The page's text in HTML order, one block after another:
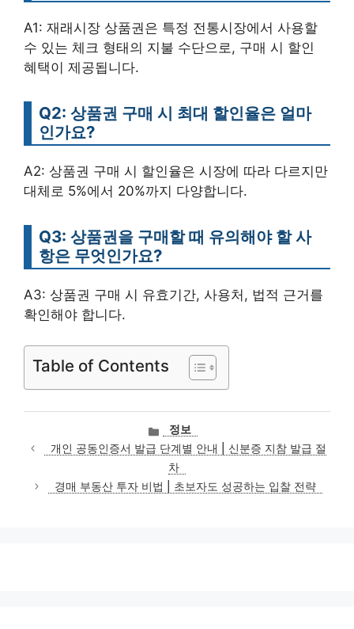
A1: 재래시장 상품권은 특정 전통시장에서 사용할
수 있는 체크 형태의 지불 수단으로, 구매 시 할인
혜택이 제공됩니다.
Q2: 상품권 구매 시 최대 할인율은 얼마
인가요?
A2: 상품권 구매 시 할인율은 시장에 따라 다르지만
대체로 5%에서 20%까지 다양합니다.
Q3: 상품권을 구매할 때 유의해야 할 사
항은 무엇인가요?
A3: 상품권 구매 시 유효기간, 사용처, 법적 근거를
확인해야 합니다.
Table of Contents
카
테
고
리
정보
개인 공동인증서 발급 단계별 안내 | 신분증 지참 발급 절
차
경매 부동산 투자 비법 | 초보자도 성공하는 입찰 전략